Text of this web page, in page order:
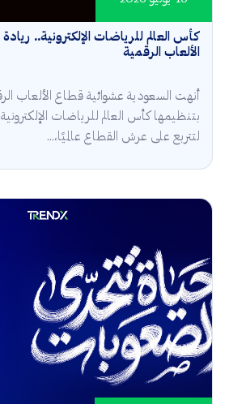
كأس العالم للرياضات الإلكترونية..
الألعاب الرقمية
أنهت السعودية عشوائية قطاع الألعاب
بتنظيمها كأس العالم للرياضات الإلكترونية
لتتربع على عرش القطاع عالميًا،...